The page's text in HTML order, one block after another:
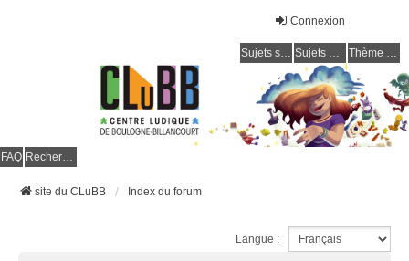
Connexion
Sujets sans réponse Sujets actifs Thème clair / foncé
FAQ Rechercher
site du CLuBB Index du forum
Langue :